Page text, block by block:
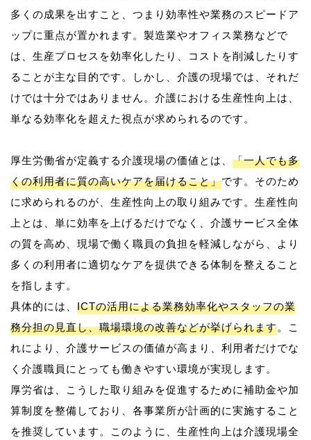
多くの成果を出すこと、つまり効率性や業務のスピードア
ップに重点が置かれます。製造業やオフィス業務などで
は、生産プロセスを効率化したり、コストを削減したりす
ることが主な目的です。しかし、介護の現場では、それだ
けでは十分ではありません。介護における生産性向上は、
単なる効率化を超えた視点が求められるのです。
厚生労働省が定義する介護現場の価値とは、 「一人でも多
くの利用者に質の高いケアを届けること」です。そのため
に求められるのが、生産性向上の取り組みです。生産性向
上とは、単に効率を上げるだけでなく、介護サービス全体
の質を高め、現場で働く職員の負担を軽減しながら、より
多くの利用者に適切なケアを提供できる体制を整えること
を指します。
具体的には、 ICTの活用による業務効率化やスタッフの業
務分担の見直し、職場環境の改善などが挙げられます。こ
れにより、介護サービスの価値が高まり、利用者だけでな
く介護職員にとっても働きやすい環境が実現します。
厚労省は、こうした取り組みを促進するために補助金や加
算制度を整備しており、各事業所が計画的に実施すること
を推奨しています。このように、生産性向上は介護現場全